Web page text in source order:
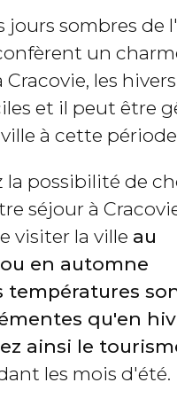
jours sombres de
un
les
et il peut être
à cette
la possibilité de
séjour à
visiter la ville au
en automne
températures
qu'en
ainsi le
les mois d'été.